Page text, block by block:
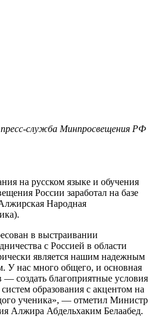
служба Минпросвещения РФ
на русском языке и обучения
России заработал на базе
Народная
в выстраивании
с Россией в области
является нашим надежным
У нас много общего, и основная
— создать благоприятные условия
образования с акцентом на
ученика», — отметил Министр
Алжира Абдельхаким Белаабед.